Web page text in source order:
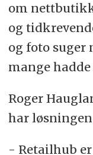
om
og
og foto suger
mange
Roger
har
- Retailhub